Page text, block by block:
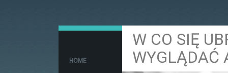
HOME
W CO SIĘ
WYGLĄDAĆ